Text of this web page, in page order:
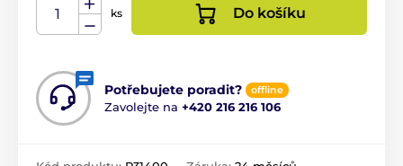
ks Do košíku
Potřebujete poradit? offline
Zavolejte na +420 216 216 106